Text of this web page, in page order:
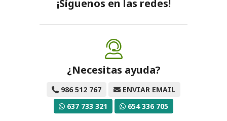
¡Síguenos en las redes!
¿Necesitas ayuda?
986 512 767
ENVIAR EMAIL
637 733 321
654 336 705